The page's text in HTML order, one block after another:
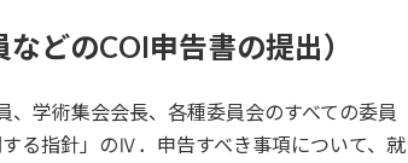
どのCOI申告書の提出）
学術集会会長、各種委員会のすべての委員
る指針」のⅣ．申告すべき事項について、就